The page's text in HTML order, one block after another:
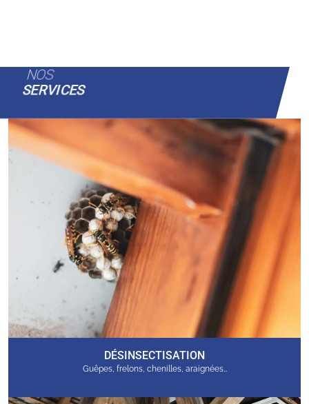
NOS
SERVICES
DÉSINSECTISATION
Guêpes, frelons, chenilles, araignées…